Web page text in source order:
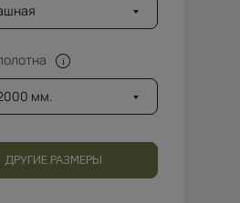
мм.
ДРУГИЕ РАЗМЕРЫ